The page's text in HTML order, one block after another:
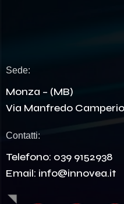
Sede:
Monza – (MB)
Via Manfredo
Contatti:
Telefono: 039 9152938
Email: info@innovea.it